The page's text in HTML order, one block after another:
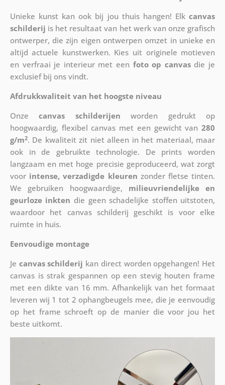
Unieke kunst kan ook bij jou thuis hangen! Elkcanvas
schilderij is het resultaat van het werk van onze grafisch
ontwerper, die zijn eigen ontwerpen omzet in unieke en
altijd actuele kunstwerken. Kies uit originele motieven
en verfraai je interieur met een foto op canvasdie je
exclusief bij ons vindt.
Afdrukkwaliteit van het hoogste niveau
Onzecanvas schilderijen worden gedrukt op
hoogwaardig, flexibel canvas met een gewicht van280
g/m2. De kwaliteit zit niet alleen in het materiaal, maar
ook in de gebruikte technologie. De prints worden
langzaam en met hoge precisie geproduceerd, wat zorgt
voor intense, verzadigde kleuren zonder fletse tinten.
We gebruiken hoogwaardige, milieuvriendelijke en
geurloze inkten die geen schadelijke stoffen uitstoten,
waardoor het canvas schilderij geschikt is voor elke
ruimte in huis.
Eenvoudige montage
Je canvas schilderij kan direct worden opgehangen! Het
canvas is strak gespannen op een stevig houten frame
met een dikte van 16 mm. Afhankelijk van het formaat
leveren wij 1 tot 2 ophangbeugels mee, die je eenvoudig
op het frame schroeft op de manier die voor jou het
beste uitkomt.